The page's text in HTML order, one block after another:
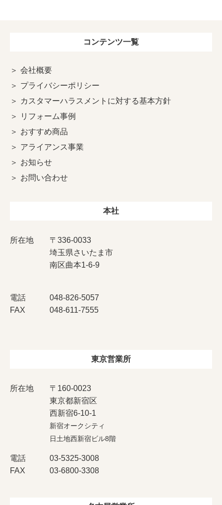
コンテンツ一覧
会社概要
プライバシーポリシー
カスタマーハラスメントに対する基本方針
リフォーム事例
おすすめ商品
アライアンス事業
お知らせ
お問い合わせ
本社
所在地
〒336-0033
埼玉県さいたま市
南区曲本1-6-9
電話
FAX
048-826-5057
048-611-7555
東京営業所
所在地
〒160-0023
東京都新宿区
西新宿6-10-1
新宿オークシティ
日土地西新宿ビル8階
電話
FAX
03-5325-3008
03-6800-3308